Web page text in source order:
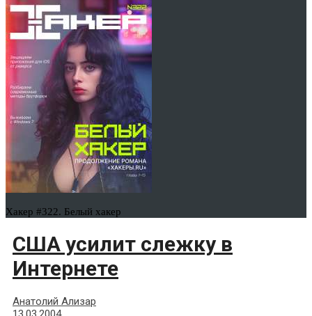
Хакер #322. Белый хакер
США усилит слежку в
Интернете
Анатолий Ализар